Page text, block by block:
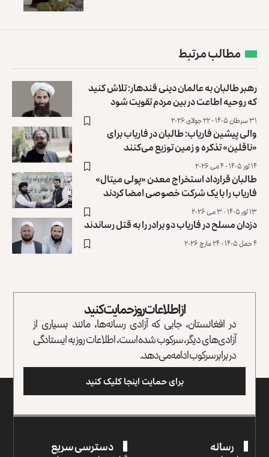
مطالب مرتبط
رهبر طالبان به عالمان دینی قندهار: تلاش کنید
که روحیه اطاعت در بین مردم تقویت شود
۳۱ سرطان ۱۴۰۵ - ۲۲ جولای ۲۰۲۶
والی پیشین فاریاب: طالبان در فاریاب برای
«ناقلین» تذکره و زمین توزیع می‌کنند
۱۴ ثور ۱۴۰۵ - ۴ می ۲۰۲۶
طالبان قرارداد استخراج معدن «پولی میتال»
فاریاب را با یک شرکت خصوصی امضا کردند
۱۳ ثور ۱۴۰۵ - ۳ می ۲۰۲۶
دزدان مسلح در فاریاب دو برادر را به قتل رساندند
۴ حمل ۱۴۰۵ - ۲۴ مارچ ۲۰۲۶
از اطلاعات روز حمایت کنید
در افغانستان، جایی که آزادی رسانه‌ها، مانند بسیاری از
آزادی‌های دیگر، سرکوب شده است، اطلاعات روز به ایستادگی
در برابر سرکوب ادامه می‌دهد.
برای حمایت اینجا کلیک کنید
رسانه دسترسی سریع